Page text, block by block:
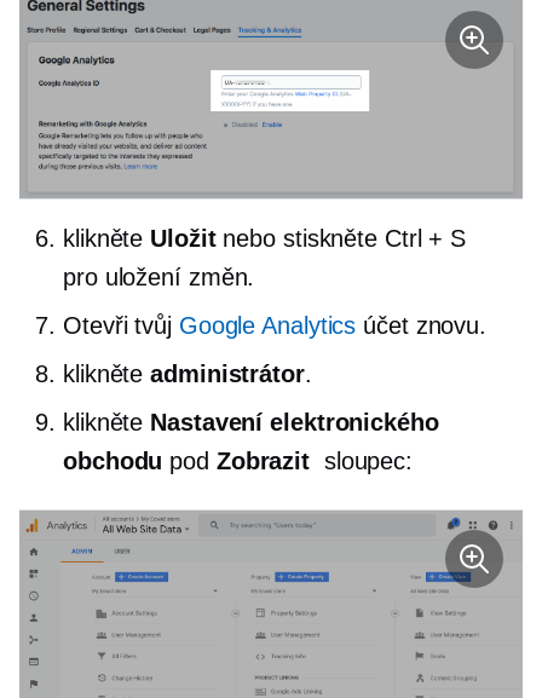
klikněte Uložitnebo stiskněte Ctrl + S
pro uložení změn.
Otevři tvůj Google Analytics účet znovu.
klikněteadministrátor.
klikněte Nastavení elektronického
obchodu pod Zobrazit sloupec: